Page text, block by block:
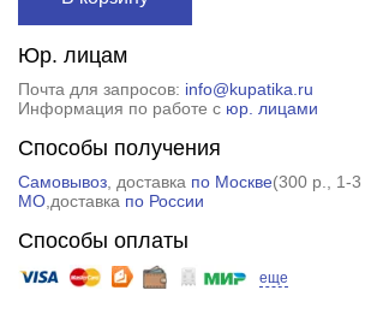
Юр. лицам
Почта для запросов: info@kupatika.ru
Информация по работе с юр. лицами
Способы получения
Самовывоз, доставка по Москве(300 р.
, 1-
МО,доставка по России
Способы оплаты
еще